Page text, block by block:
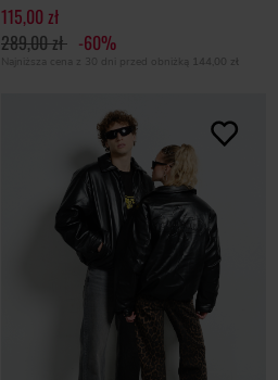
115,00 zł
289,00 zł -60%
Najniższa cena z 30 dni przed obniżką 144,00 zł